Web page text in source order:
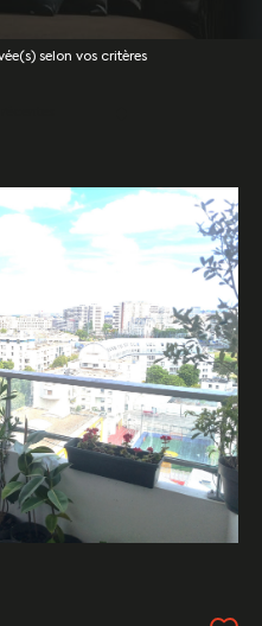
selon vos critères